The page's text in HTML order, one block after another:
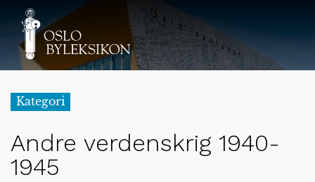
Kategori
Andre verdenskrig 1940-
1945